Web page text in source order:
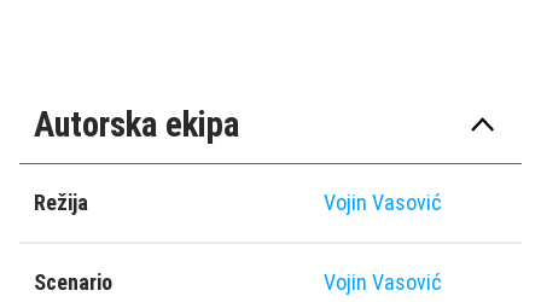
Autorska ekipa
Režija Vojin Vasović
Scenario Vojin Vasović